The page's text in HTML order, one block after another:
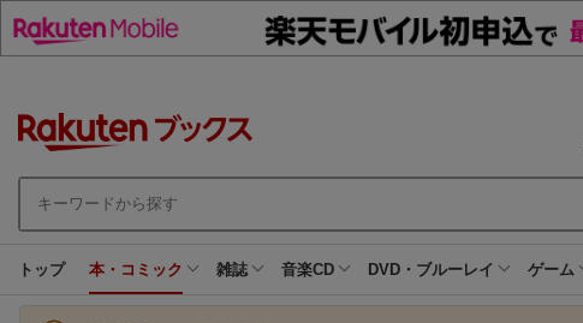
トップ 本・コミック 雑誌 音楽CD DVD・ブルーレイ ゲーム